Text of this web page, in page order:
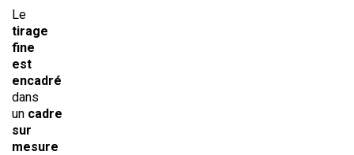
Le
tirage
fine
est
encadré
dans
un cadre
sur
mesure